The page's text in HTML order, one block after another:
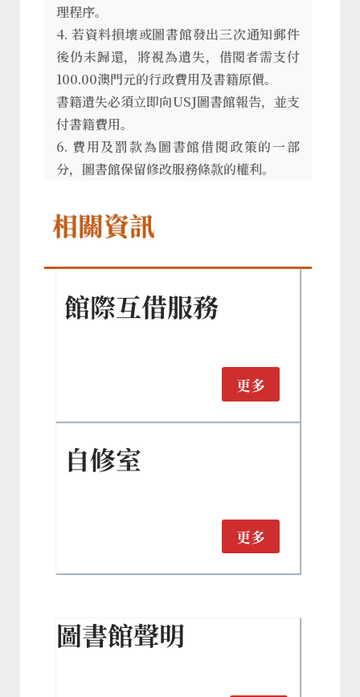
理程序。
4. 若資料損壞或圖書館發出三次通知郵件
後仍未歸還，將視為遺失，借閱者需支付
100.00澳門元的行政費用及書籍原價。
書籍遺失必須立即向USJ圖書館報告，並支
付書籍費用。
6. 費用及罰款為圖書館借閱政策的一部
分，圖書館保留修改服務條款的權利。
相關資訊
館際互借服務
更多
自修室
更多
圖書館聲明